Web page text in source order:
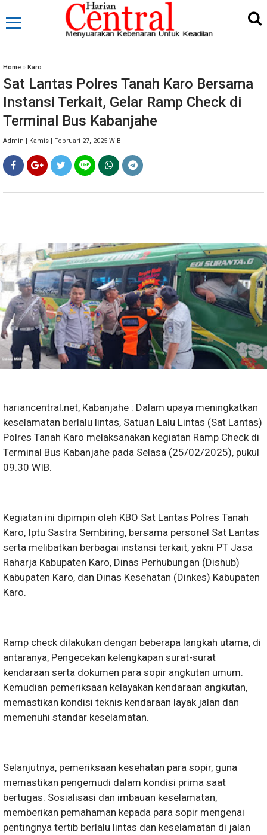
Home » Karo
Sat Lantas Polres Tanah Karo Bersama
Instansi Terkait, Gelar Ramp Check di
Terminal Bus Kabanjahe
Admin | Kamis | Februari 27, 2025 WIB
hariancentral.net, Kabanjahe : Dalam upaya meningkatkan
keselamatan berlalu lintas, Satuan Lalu Lintas (Sat Lantas)
Polres Tanah Karo melaksanakan kegiatan Ramp Check di
Terminal Bus Kabanjahe pada Selasa (25/02/2025), pukul
09.30 WIB.
Kegiatan ini dipimpin oleh KBO Sat Lantas Polres Tanah
Karo, Iptu Sastra Sembiring, bersama personel Sat Lantas
serta melibatkan berbagai instansi terkait, yakni PT Jasa
Raharja Kabupaten Karo, Dinas Perhubungan (Dishub)
Kabupaten Karo, dan Dinas Kesehatan (Dinkes) Kabupaten
Karo.
Ramp check dilakukan dengan beberapa langkah utama, di
antaranya, Pengecekan kelengkapan surat-surat
kendaraan serta dokumen para sopir angkutan umum.
Kemudian pemeriksaan kelayakan kendaraan angkutan,
memastikan kondisi teknis kendaraan layak jalan dan
memenuhi standar keselamatan.
Selanjutnya, pemeriksaan kesehatan para sopir, guna
memastikan pengemudi dalam kondisi prima saat
bertugas. Sosialisasi dan imbauan keselamatan,
memberikan pemahaman kepada para sopir mengenai
pentingnya tertib berlalu lintas dan keselamatan di jalan